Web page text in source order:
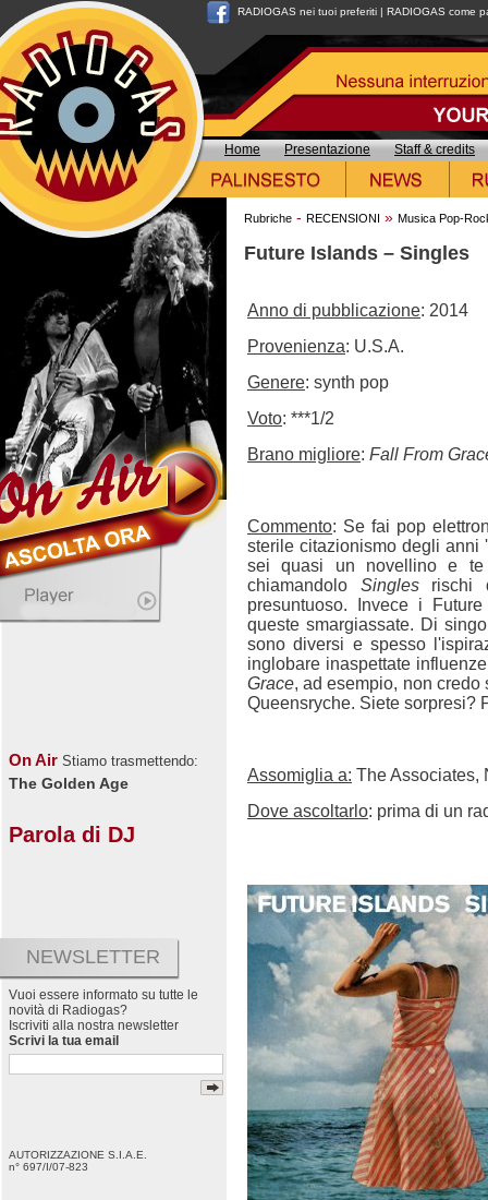
RADIOGAS nei tuoi preferiti | RADIOGAS come
Home Presentazione Staff & credits
On Air Stiamo trasmettendo:
The Golden Age
Parola di DJ
NEWSLETTER
Vuoi essere informato su tutte le
novità di Radiogas?
Iscriviti alla nostra newsletter
Scrivi la tua email
AUTORIZZAZIONE S.I.A.E.
n° 697/I/07-823
Rubriche - RECENSIONI » Musica Pop-
Future Islands – Singles
Anno di pubblicazione: 2014
Provenienza: U.S.A.
Genere: synth pop
Voto: ***1/2
Brano migliore: Fall From
Commento: Se fai pop
sterile citazionismo degli anni
sei quasi un novellino e
chiamandolo Singlesrischi
presuntuoso. Invece i
queste smargiassate. Di
sono diversi e spesso
inglobare inaspettate
Grace, ad esempio, non
Queensryche. Siete sorpresi?
Assomiglia a: The Associates,
Dove ascoltarlo: prima di un